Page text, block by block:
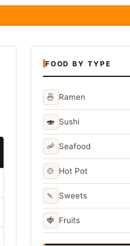
FOOD BY TYPE
🍜 Ramen
🍣 Sushi
🦐 Seafood
🍲 Hot Pot
🍡 Sweets
🍓 Fruits